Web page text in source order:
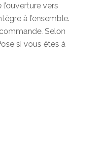
vers
à l’ensemble.
Selon
si vous êtes à